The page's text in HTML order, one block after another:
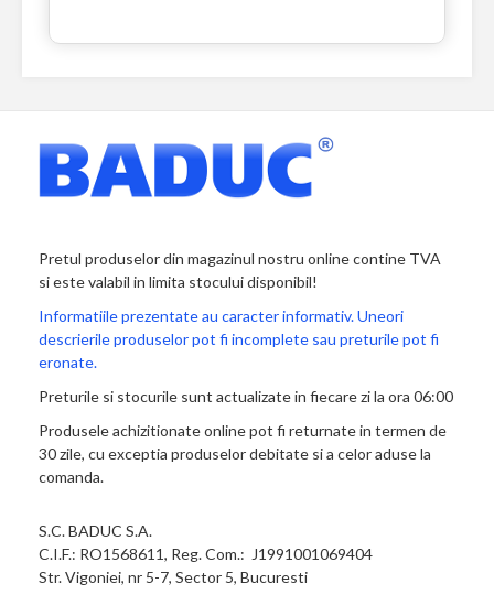
Pretul produselor din magazinul nostru online contine TVA
si este valabil in limita stocului disponibil!
Informatiile prezentate au caracter informativ. Uneori
descrierile produselor pot fi incomplete sau preturile pot fi
eronate.
Preturile si stocurile sunt actualizate in fiecare zi la ora 06:00
Produsele achizitionate online pot fi returnate in termen de
30 zile, cu exceptia produselor debitate si a celor aduse la
comanda.
S.C. BADUC S.A.
C.I.F.: RO1568611, Reg. Com.: J1991001069404
Str. Vigoniei, nr 5-7, Sector 5, Bucuresti